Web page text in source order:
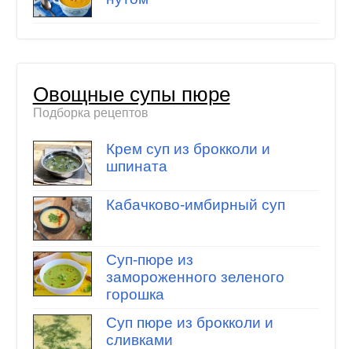
Овощные супы пюре
Подборка рецептов
Крем суп из брокколи и
шпината
Кабачково-имбирный суп
Суп-пюре из
замороженного зеленого
горошка
Суп пюре из брокколи и
сливками